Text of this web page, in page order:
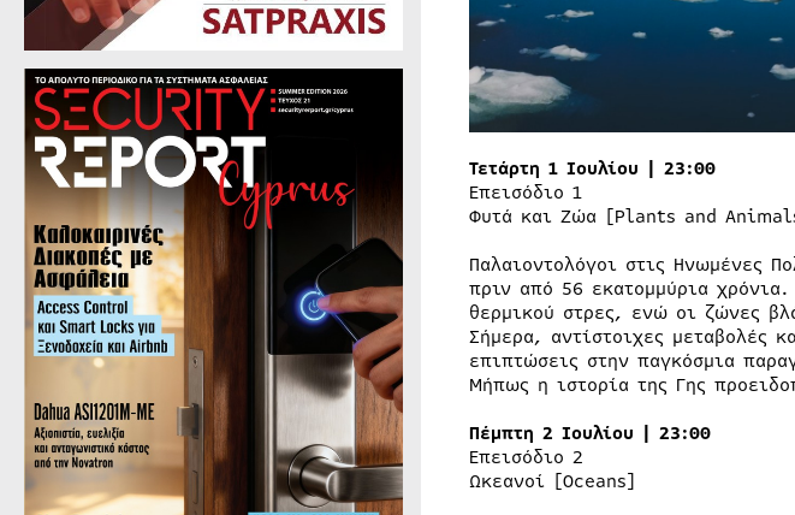
Τετάρτη 1 Ιουλίου | 23:00
Επεισόδιο 1
Φυτά και Ζώα [Plants and
Παλαιοντολόγοι στις Ηνωμένες
πριν από 56 εκατομμύρια
θερμικού στρες, ενώ οι ζώνες
Σήμερα, αντίστοιχες μεταβολές
επιπτώσεις στην παγκόσμια
Μήπως η ιστορία της Γης
Πέμπτη 2 Ιουλίου | 23:00
Επεισόδιο 2
Ωκεανοί [Oceans]